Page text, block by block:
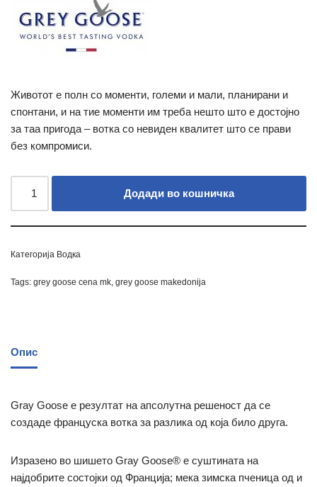
Животот е полн со моменти, големи и мали, планирани и
спонтани, и на тие моменти им треба нешто што е достојно
за таа пригода – вотка со невиден квалитет што се прави
без компромиси.
Додади во кошничка
Категорија Водка
Tags: grey goose cena mk grey goose makedonija
Опис
Gray Goose е резултат на апсолутна решеност да се
создаде француска вотка за разлика од која било друга.
Изразено во шишето Gray Goose® е суштината на
најдобрите состојки од Франција; мека зимска пченица од и